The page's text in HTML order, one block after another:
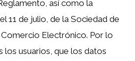
así como la
11 de julio, de la Sociedad de
Electrónico. Por lo
los usuarios, que los datos